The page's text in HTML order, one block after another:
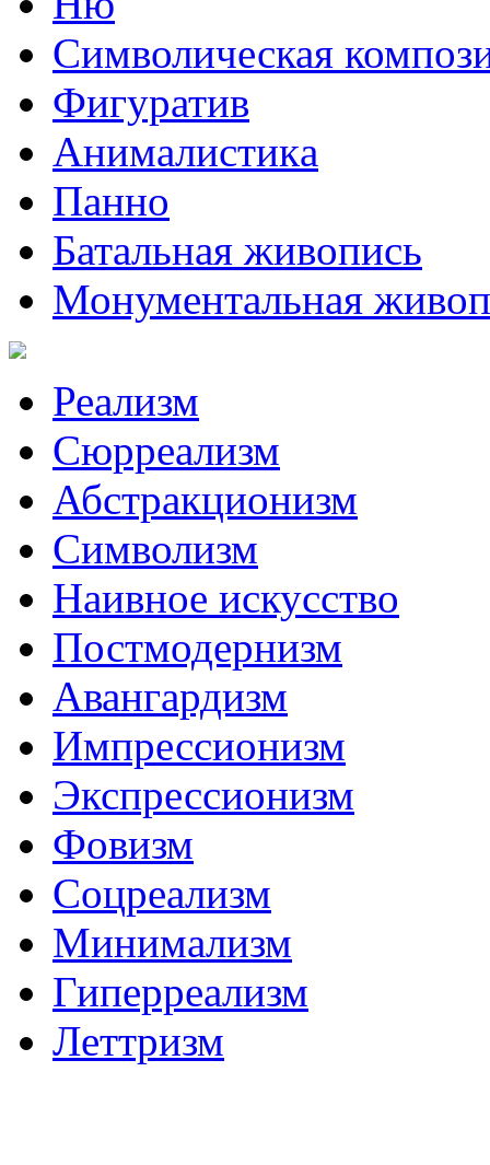
Символическая
Фигуратив
Анималистикa
Панно
Батальная живопись
Монументальная
Реализм
Сюрреализм
Абстракционизм
Символизм
Наивное искусство
Постмодернизм
Авангардизм
Импрессионизм
Экспрессионизм
Фовизм
Соцреализм
Минимализм
Гиперреализм
Леттризм